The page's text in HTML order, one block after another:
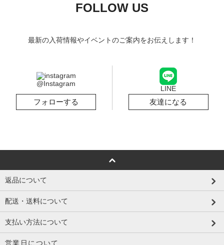
FOLLOW US
最新の入荷情報やイベントのご案内をお伝えします！
@Instagram
フォローする
LINE
友達になる
返品について
配送・送料について
支払い方法について
営業日について